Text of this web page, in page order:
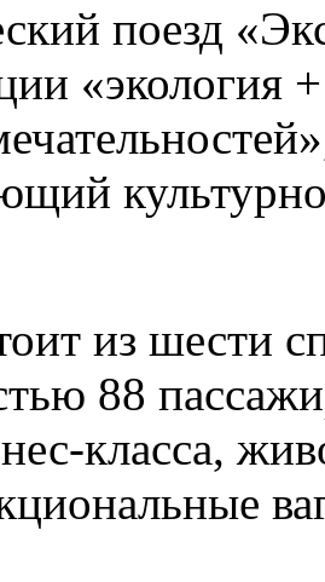
поезд
«экология
из шести
88
класса,